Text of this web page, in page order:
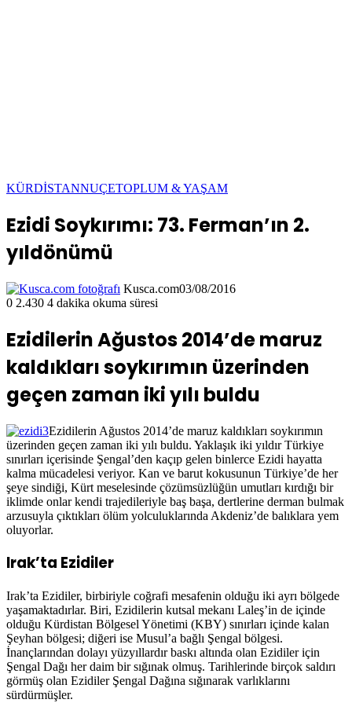
KÜRDİSTANNUÇETOPLUM & YAŞAM
Ezidi Soykırımı: 73. Ferman’ın 2.
yıldönümü
Kusca.com03/08/2016
0 2.430 4 dakika okuma süresi
Ezidilerin Ağustos 2014’de maruz
kaldıkları soykırımın üzerinden
geçen zaman iki yılı buldu
Ezidilerin Ağustos 2014’de maruz kaldıkları soykırımın
üzerinden geçen zaman iki yılı buldu. Yaklaşık iki yıldır Türkiye
sınırları içerisinde Şengal’den kaçıp gelen binlerce Ezidi hayatta
kalma mücadelesi veriyor. Kan ve barut kokusunun Türkiye’de her
şeye sindiği, Kürt meselesinde çözümsüzlüğün umutları kırdığı bir
iklimde onlar kendi trajedileriyle baş başa, dertlerine derman bulmak
arzusuyla çıktıkları ölüm yolculuklarında Akdeniz’de balıklara yem
oluyorlar.
Irak’ta Ezidiler
Irak’ta Ezidiler, birbiriyle coğrafi mesafenin olduğu iki ayrı bölgede
yaşamaktadırlar. Biri, Ezidilerin kutsal mekanı Laleş’in de içinde
olduğu Kürdistan Bölgesel Yönetimi (KBY) sınırları içinde kalan
Şeyhan bölgesi; diğeri ise Musul’a bağlı Şengal bölgesi.
İnançlarından dolayı yüzyıllardır baskı altında olan Ezidiler için
Şengal Dağı her daim bir sığınak olmuş. Tarihlerinde birçok saldırı
görmüş olan Ezidiler Şengal Dağına sığınarak varlıklarını
sürdürmüşler.